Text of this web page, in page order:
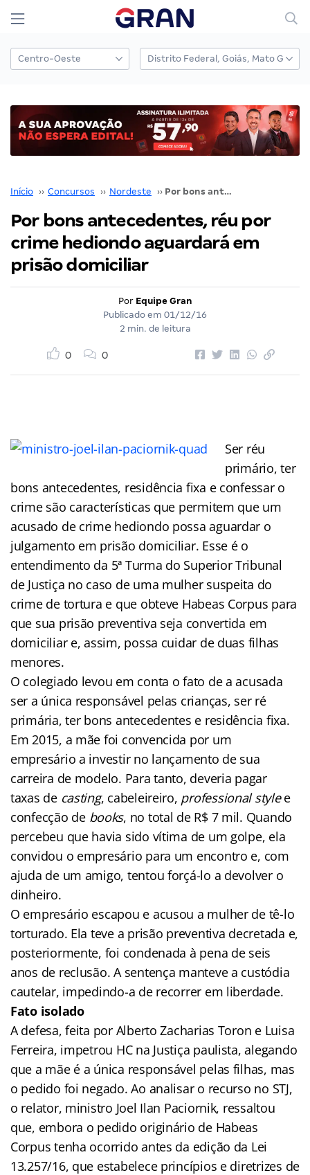
Início ›› Concursos ›› Nordeste ›› Por bons antecedentes, réu por crime hediondo aguardará em prisão domiciliar
Por bons antecedentes, réu por
crime hediondo aguardará em
prisão domiciliar
Por Equipe Gran
Publicado em 01/12/16
2 min. de leitura
0 0
Ser réu
primário, ter
bons antecedentes, residência fixa e confessar o
crime são características que permitem que um
acusado de crime hediondo possa aguardar o
julgamento em prisão domiciliar. Esse é o
entendimento da 5ª Turma do Superior Tribunal
de Justiça no caso de uma mulher suspeita do
crime de tortura e que obteve Habeas Corpus para
que sua prisão preventiva seja convertida em
domiciliar e, assim, possa cuidar de duas filhas
menores.
O colegiado levou em conta o fato de a acusada
ser a única responsável pelas crianças, ser ré
primária, ter bons antecedentes e residência fixa.
Em 2015, a mãe foi convencida por um
empresário a investir no lançamento de sua
carreira de modelo. Para tanto, deveria pagar
taxas de casting, cabeleireiro, professional stylee
confecção de books, no total de R$ 7 mil. Quando
percebeu que havia sido vítima de um golpe, ela
convidou o empresário para um encontro e, com
ajuda de um amigo, tentou forçá-lo a devolver o
dinheiro.
O empresário escapou e acusou a mulher de tê-lo
torturado. Ela teve a prisão preventiva decretada e,
posteriormente, foi condenada à pena de seis
anos de reclusão. A sentença manteve a custódia
cautelar, impedindo-a de recorrer em liberdade.
Fato isolado
A defesa, feita por Alberto Zacharias Toron e Luisa
Ferreira, impetrou HC na Justiça paulista, alegando
que a mãe é a única responsável pelas filhas, mas
o pedido foi negado. Ao analisar o recurso no STJ,
o relator, ministro Joel Ilan Paciornik, ressaltou
que, embora o pedido originário de Habeas
Corpus tenha ocorrido antes da edição da Lei
13.257/16, que estabelece princípios e diretrizes de